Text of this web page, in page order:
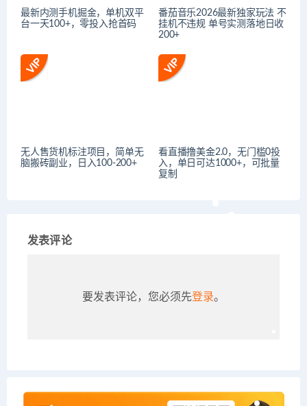
最新内测手机掘金，单机双平
台一天100+，零投入抢首码
番茄音乐2026最新独家玩法 不
挂机不违规 单号实测落地日收
200+
无人售货机标注项目，简单无
脑搬砖副业，日入100-200+
看直播撸美金2.0，无门槛0投
入，单日可达1000+，可批量
复制
发表评论
要发表评论，您必须先登录。